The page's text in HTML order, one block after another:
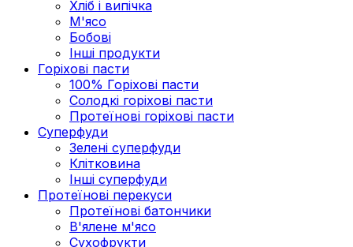
Хліб і випічка
М'ясо
Бобові
Інші продукти
Горіхові пасти
100% Горіхові пасти
Солодкі горіхові пасти
Протеїнові горіхові пасти
Суперфуди
Зелені суперфуди
Клітковина
Інші суперфуди
Протеїнові перекуси
Протеїнові батончики
В'ялене м'ясо
Сухофрукти